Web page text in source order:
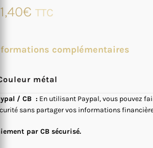
€ TTC
complémentaires
métal
/ CB : En utilisant Paypal, vous pouvez
sans partager vos informations
par CB sécurisé.